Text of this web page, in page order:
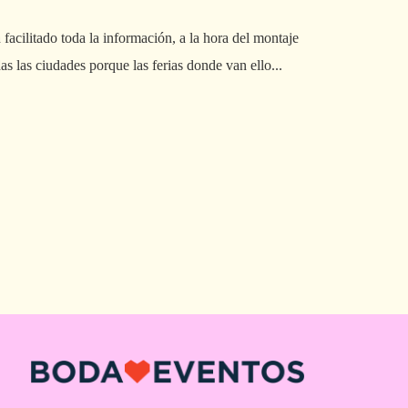
toda la información, a la hora del montaje
las ciudades porque las ferias donde van ello...